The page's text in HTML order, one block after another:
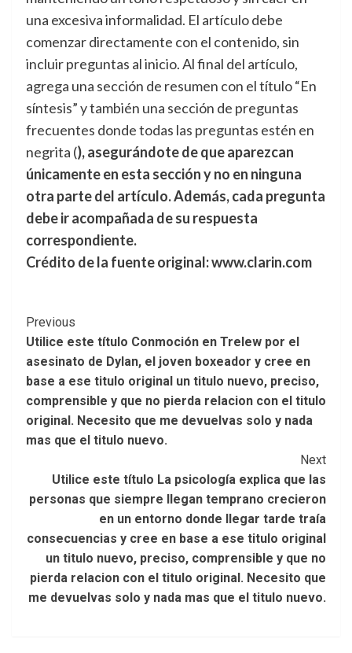
una excesiva informalidad. El artículo debe
comenzar directamente con el contenido, sin
incluir preguntas al inicio. Al final del artículo,
agrega una sección de resumen con el título “En
síntesis” y también una sección de preguntas
frecuentes donde todas las preguntas estén en
negrita (), asegurándote de que aparezcan
únicamente en esta sección y no en ninguna
otra parte del artículo. Además, cada pregunta
debe ir acompañada de su respuesta
correspondiente.
Crédito de la fuente original: www.clarin.com
Post
Navigation
Previous
Utilice este título Conmoción en Trelew por el
asesinato de Dylan, el joven boxeador y cree en
base a ese titulo original un titulo nuevo, preciso,
comprensible y que no pierda relacion con el titulo
original. Necesito que me devuelvas solo y nada
mas que el titulo nuevo.
Next
Utilice este título La psicología explica que las
personas que siempre llegan temprano crecieron
en un entorno donde llegar tarde traía
consecuencias y cree en base a ese titulo original
un titulo nuevo, preciso, comprensible y que no
pierda relacion con el titulo original. Necesito que
me devuelvas solo y nada mas que el titulo nuevo.